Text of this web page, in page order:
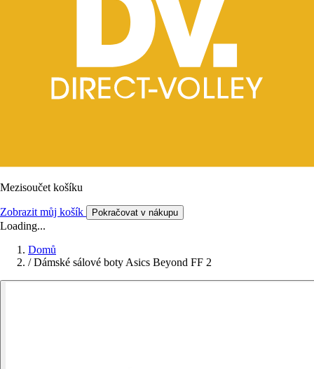
Mezisoučet košíku
Zobrazit můj košík Pokračovat v nákupu
Loading...
Domů
/ Dámské sálové boty Asics Beyond FF 2